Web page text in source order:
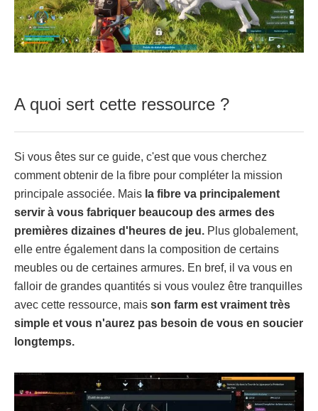
A quoi sert cette ressource ?
Si vous êtes sur ce guide, c'est que vous cherchez
comment obtenir de la fibre pour compléter la mission
principale associée. Mais la fibre va principalement
servir à vous fabriquer beaucoup des armes des
premières dizaines d'heures de jeu. Plus globalement,
elle entre également dans la composition de certains
meubles ou de certaines armures. En bref, il va vous en
falloir de grandes quantités si vous voulez être tranquilles
avec cette ressource, mais son farm est vraiment très
simple et vous n'aurez pas besoin de vous en soucier
longtemps.